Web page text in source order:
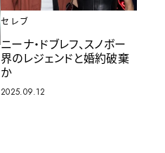
セレブ
ニーナ・ドブレフ、スノボー
界のレジェンドと婚約破棄
か
2025.09.12